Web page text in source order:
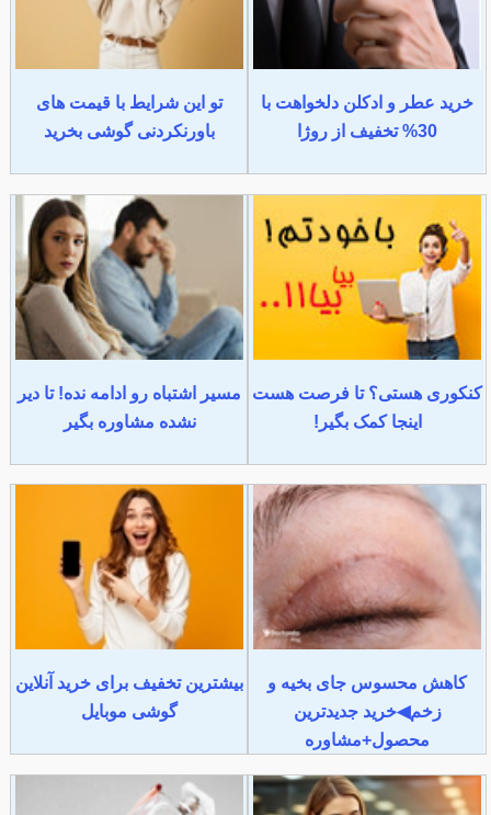
خرید عطر و ادکلن دلخواهت با
30% تخفیف از روژا
تو این شرایط با قیمت های
باورنکردنی گوشی بخرید
کنکوری هستی؟ تا فرصت هست
اینجا کمک بگیر!
مسیر اشتباه رو ادامه نده! تا دیر
نشده مشاوره بگیر
کاهش محسوس جای بخیه و
زخم◀خرید جدیدترین
محصول+مشاوره
بیشترین تخفیف برای خرید آنلاین
گوشی موبایل